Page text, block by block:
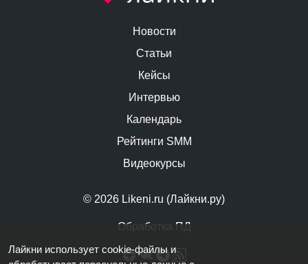
© 2026 Likeni.ru (Лайкни.ру)
Обработка ПД
Новости
Статьи
Кейсы
Интервью
Календарь
Рейтинги SMM
Видеокурсы
Лайкни использует cookie-файлы и